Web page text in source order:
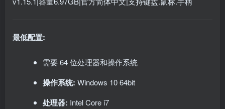
最低配置:
需要 64 位处理器和操作系统
操作系统: Windows 10 64bit
处理器: Intel Core i7